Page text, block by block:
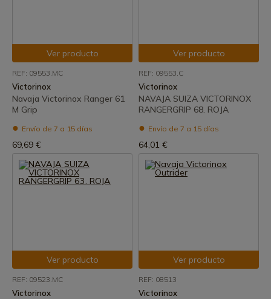
Ver producto
REF: 09553.MC
Victorinox
Navaja Victorinox Ranger 61
M Grip
Envío de 7 a 15 días
69,69 €
Ver producto
REF: 09553.C
Victorinox
NAVAJA SUIZA VICTORINOX
RANGERGRIP 68. ROJA
Envío de 7 a 15 días
64,01 €
Ver producto
REF: 09523.MC
Victorinox
Ver producto
REF: 08513
Victorinox